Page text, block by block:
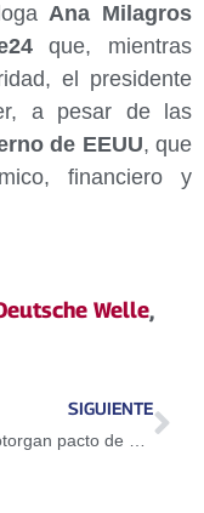
Ana Milagros
que, mientras
el presidente
a pesar de las
de EEUU, que
financiero y
Welle,
SIGUIENTE